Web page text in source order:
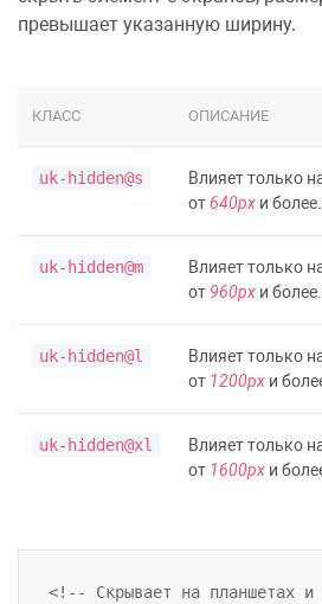
превышает указанную ширину.
КЛАСС ОПИСАНИЕ
uk-hidden@s
Влияет только
от640px и более.
uk-hidden@m
Влияет только
от 960px и более.
uk-hidden@l
Влияет только
от 1200px и
uk-hidden@xl
Влияет только
от 1600px и
<!-- Скрывает на планшетах